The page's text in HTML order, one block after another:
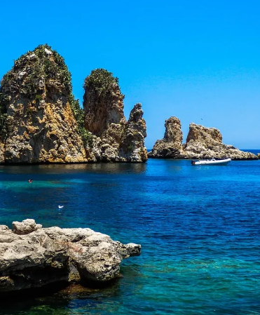
sull’Etna: Guida Completa per Famiglie
con bambini: itinerari imperdibili (+ consigli utili)- Parte 1
con i bambini in Sicilia, dove andare?
FATTORIE
d’Arte con i bambini, quando la natura incontra l’arte
con i bambini: mare, attività e tour a prova di famiglia